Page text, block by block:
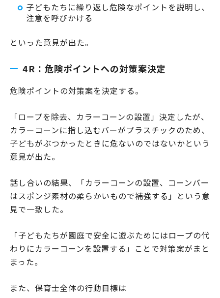
子どもたちに繰り返し危険なポイントを説明し、
注意を呼びかける
といった意見が出た。
4R：危険ポイントへの対策案決定
危険ポイントの対策案を決定する。
「ロープを除去、カラーコーンの設置」決定したが、
カラーコーンに指し込むバーがプラスチックのため、
子どもがぶつかったときに危ないのではないかという
意見が出た。
話し合いの結果、「カラーコーンの設置、コーンバー
はスポンジ素材の柔らかいもので補強する」という意
見で一致した。
「子どもたちが園庭で安全に遊ぶためにはロープの代
わりにカラーコーンを設置する」ことで対策案がまと
まった。
また、保育士全体の行動目標は